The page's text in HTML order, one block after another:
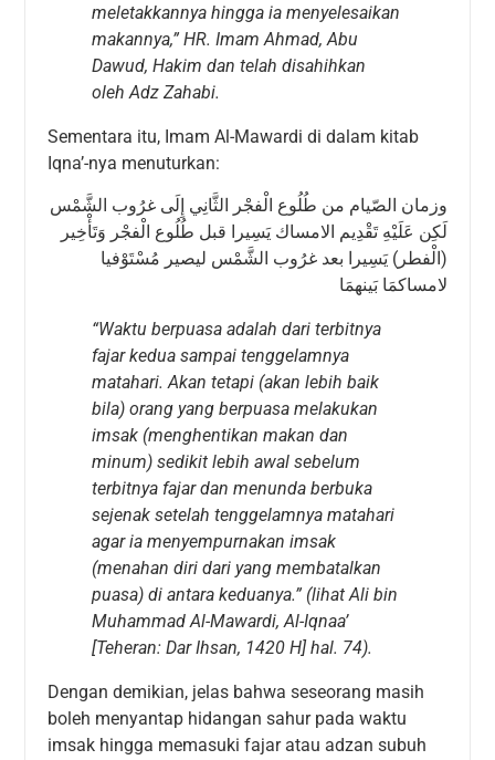
meletakkannya hingga ia menyelesaikan
makannya,” HR. Imam Ahmad, Abu
Dawud, Hakim dan telah disahihkan
oleh Adz Zahabi.
Sementara itu, Imam Al-Mawardi di dalam kitab
Iqna’-nya menuturkan:
وزمان الصّيام من طُلُوع الْفجْر الثَّانِي إِلَى غرُوب الشَّمْس
لَكِن عَلَيْهِ تَقْدِيم الامساك يَسِيرا قبل طُلُوع الْفجْر وَتَأْخِير
(الْفطر) يَسِيرا بعد غرُوب الشَّمْس ليصير مُسْتَوْفيا
لامساكمَا بَينهمَا
“Waktu berpuasa adalah dari terbitnya
fajar kedua sampai tenggelamnya
matahari. Akan tetapi (akan lebih baik
bila) orang yang berpuasa melakukan
imsak (menghentikan makan dan
minum) sedikit lebih awal sebelum
terbitnya fajar dan menunda berbuka
sejenak setelah tenggelamnya matahari
agar ia menyempurnakan imsak
(menahan diri dari yang membatalkan
puasa) di antara keduanya.” (lihat Ali bin
Muhammad Al-Mawardi, Al-Iqnaa’
[Teheran: Dar Ihsan, 1420 H] hal. 74).
Dengan demikian, jelas bahwa seseorang masih
boleh menyantap hidangan sahur pada waktu
imsak hingga memasuki fajar atau adzan subuh